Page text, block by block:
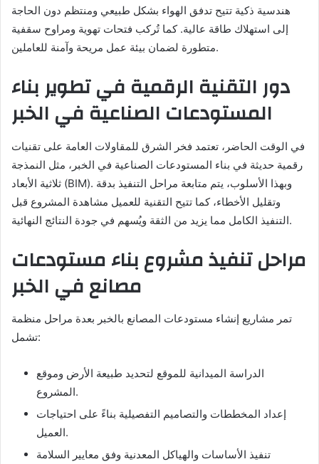
هندسية ذكية تتيح تدفق الهواء بشكل طبيعي ومنتظم دون الحاجة
إلى استهلاك طاقة عالية. كما تُركب فتحات تهوية ومراوح سقفية
متطورة لضمان بيئة عمل مريحة وآمنة للعاملين.
دور التقنية الرقمية في تطوير بناء
المستودعات الصناعية في الخبر
في الوقت الحاضر، تعتمد فخر الشرق للمقاولات العامة على تقنيات
رقمية حديثة في بناء المستودعات الصناعية في الخبر، مثل النمذجة
ثلاثية الأبعاد (BIM). وبهذا الأسلوب، يتم متابعة مراحل التنفيذ بدقة
وتقليل الأخطاء، كما تتيح التقنية للعميل مشاهدة المشروع قبل
التنفيذ الكامل مما يزيد من الثقة ويُسهم في جودة النتائج النهائية.
مراحل تنفيذ مشروع بناء مستودعات
مصانع في الخبر
تمر مشاريع إنشاء مستودعات المصانع بالخبر بعدة مراحل منظمة
تشمل:
الدراسة الميدانية للموقع لتحديد طبيعة الأرض وموقع
المشروع.
إعداد المخططات والتصاميم التفصيلية بناءً على احتياجات
العميل.
تنفيذ الأساسات والهياكل المعدنية وفق معايير السلامة